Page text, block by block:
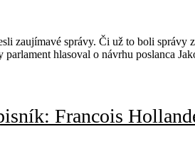
zaujímavé správy. Či už to boli
parlament hlasoval o návrhu poslanca
Francois